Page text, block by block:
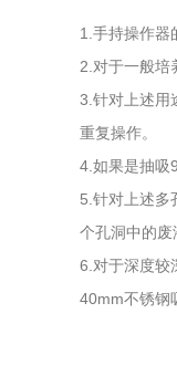
1.手持操作器
2.对于一般培
3.针对上述用
重复操作。
4.如果是抽吸
5.针对上述多
个孔洞中的废
6.对于深度较
40mm不锈钢